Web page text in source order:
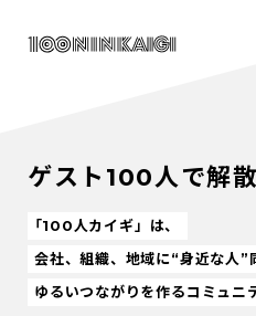
ゲスト100人で解散
「100人カイギ」は、
会社、組織、地域に“身近な人”
ゆるいつながりを作るコミュニ